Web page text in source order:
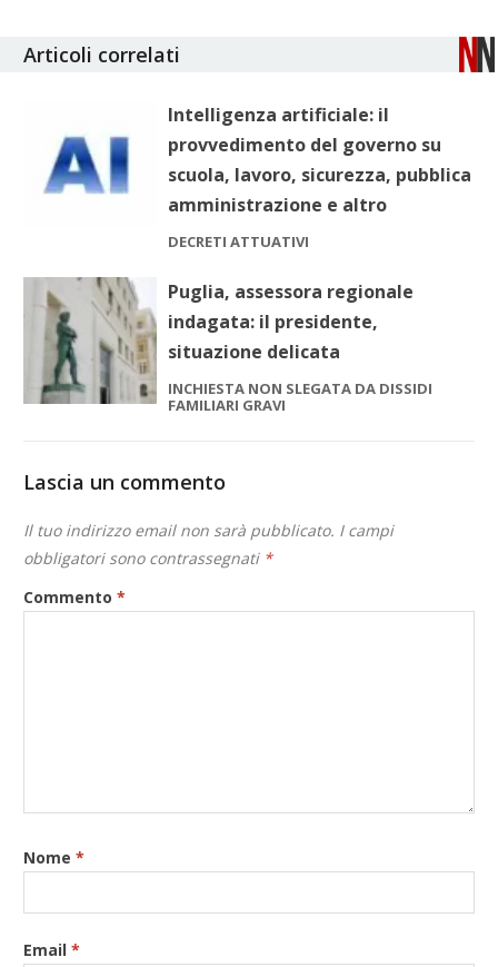
Articoli correlati
Intelligenza artificiale: il
provvedimento del governo su
scuola, lavoro, sicurezza, pubblica
amministrazione e altro
DECRETI ATTUATIVI
Puglia, assessora regionale
indagata: il presidente,
situazione delicata
INCHIESTA NON SLEGATA DA DISSIDI
FAMILIARI GRAVI
Lascia un commento
Il tuo indirizzo email non sarà pubblicato. I campi
obbligatori sono contrassegnati *
Commento*
Nome*
Email*